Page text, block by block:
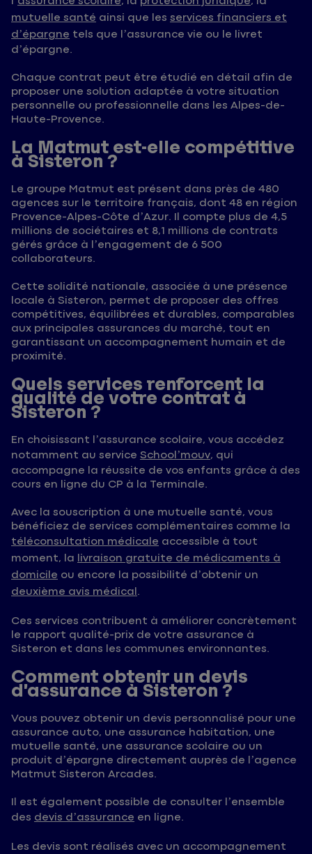
mutuelle santé ainsi que les services financiers et
d’épargne tels que l’assurance vie ou le livret
d’épargne.
Chaque contrat peut être étudié en détail afin de
proposer une solution adaptée à votre situation
personnelle ou professionnelle dans les Alpes-de-
Haute-Provence.
La Matmut est-elle compétitive
à Sisteron ?
Le groupe Matmut est présent dans près de 480
agences sur le territoire français, dont 48 en région
Provence-Alpes-Côte d’Azur. Il compte plus de 4,5
millions de sociétaires et 8,1 millions de contrats
gérés grâce à l’engagement de 6 500
collaborateurs.
Cette solidité nationale, associée à une présence
locale à Sisteron, permet de proposer des offres
compétitives, équilibrées et durables, comparables
aux principales assurances du marché, tout en
garantissant un accompagnement humain et de
proximité.
Quels services renforcent la
qualité de votre contrat à
Sisteron ?
En choisissant l’assurance scolaire, vous accédez
notamment au service School’mouv, qui
accompagne la réussite de vos enfants grâce à des
cours en ligne du CP à la Terminale.
Avec la souscription à une mutuelle santé, vous
bénéficiez de services complémentaires comme la
téléconsultation médicale accessible à tout
moment, la livraison gratuite de médicaments à
domicile ou encore la possibilité d’obtenir un
deuxième avis médical .
Ces services contribuent à améliorer concrètement
le rapport qualité-prix de votre assurance à
Sisteron et dans les communes environnantes.
Comment obtenir un devis
d’assurance à Sisteron ?
Vous pouvez obtenir un devis personnalisé pour une
assurance auto, une assurance habitation, une
mutuelle santé, une assurance scolaire ou un
produit d’épargne directement auprès de l’agence
Matmut Sisteron Arcades.
Il est également possible de consulter l’ensemble
des devis d’assurance en ligne.
Les devis sont réalisés avec un accompagnement